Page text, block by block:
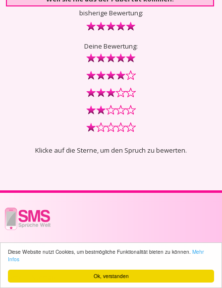
Ok, verstanden
Diese Website nutzt Cookies, um bestmögliche Funktionalität bieten zu können. Mehr
Infos
bisherige Bewertung:
Deine Bewertung:
Klicke auf die Sterne, um den Spruch zu bewerten.
© 2003 - 2026 -sms-sprueche-welt.ch- All rights reserved -4416 user(s)
online